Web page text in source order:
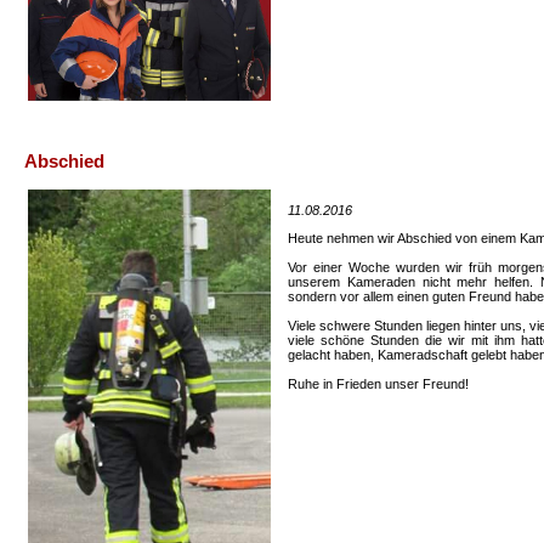
Abschied
11.08.2016
Heute nehmen wir Abschied von einem
Vor einer Woche wurden wir früh
unserem Kameraden nicht mehr
sondern vor allem einen guten Freund
Viele schwere Stunden liegen hinter uns,
viele schöne Stunden die wir mit ihm
gelacht haben, Kameradschaft gelebt
Ruhe in Frieden unser Freund!